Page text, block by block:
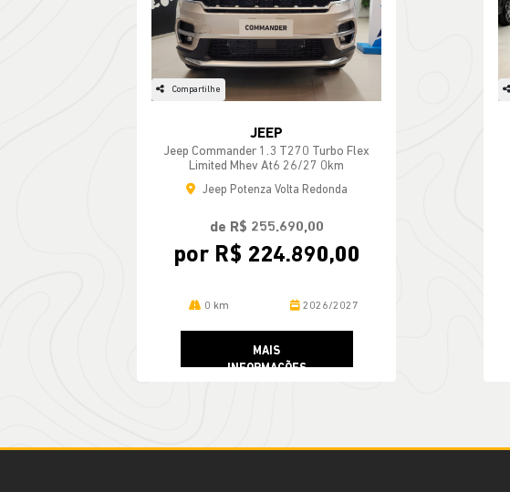
Compartilhe
JEEP
Jeep Commander 1.3 T270 Turbo Flex
Limited Mhev At6 26/27 0km
Jeep Potenza Volta Redonda
de R$ 255.690,00
por R$ 224.890,00
0 km 2026/2027
MAIS
INFORMAÇÕES